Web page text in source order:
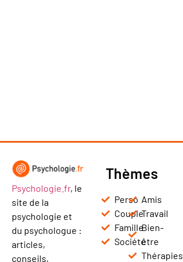
Psychologie.fr, le
site de la
psychologie et
du psychologue :
articles,
conseils,
Thèmes
Perso
Couple
Famille
Société
Amis
Travail
Bien-
être
Thérapies